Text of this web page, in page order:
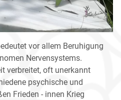
vor allem Beruhigung
Nervensystems.
verbreitet, oft unerkannt
psychische und
Frieden - innen Krieg